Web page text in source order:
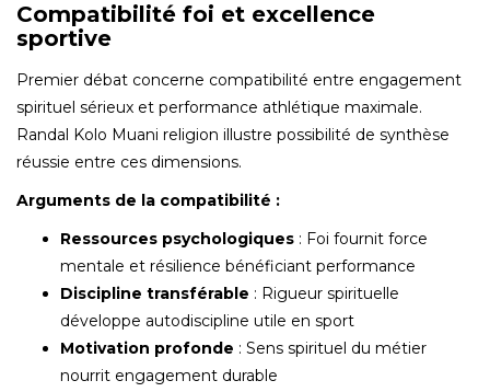
Compatibilité foi et excellence
sportive
Premier débat concerne compatibilité entre engagement
spirituel sérieux et performance athlétique maximale.
Randal Kolo Muani religion illustre possibilité de synthèse
réussie entre ces dimensions.
Arguments de la compatibilité :
Ressources psychologiques : Foi fournit force
mentale et résilience bénéficiant performance
Discipline transférable : Rigueur spirituelle
développe autodiscipline utile en sport
Motivation profonde : Sens spirituel du métier
nourrit engagement durable